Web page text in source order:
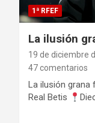
1ª RFEF
La ilusión
19 de diciembre
47 comentarios
La ilusión grana
Real Betis